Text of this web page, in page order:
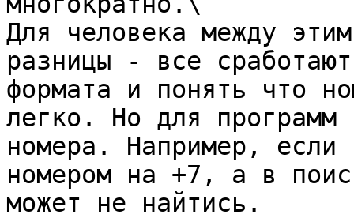
Для человека между
разницы - все
формата и понять что
легко. Но для программ
номера. Например, если
номером на +7, а в
может не найтись.